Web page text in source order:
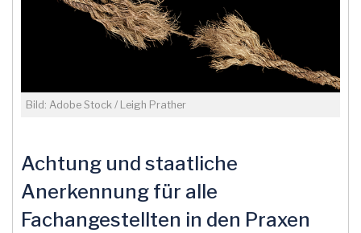
Bild: Adobe Stock / Leigh Prather
Achtung und staatliche
Anerkennung für alle
Fachangestellten in den Praxen